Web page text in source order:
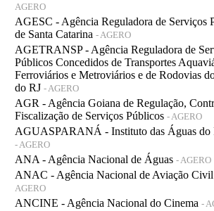
AGERO
AGESC - Agência Reguladora de Serviços
de Santa Catarina - AGERO
AGETRANSP - Agência Reguladora de
Públicos Concedidos de Transportes
Ferroviários e Metroviários e de Rodovias
do RJ - AGERO
AGR - Agência Goiana de Regulação,
Fiscalização de Serviços Públicos - AGERO
AGUASPARANÁ - Instituto das Águas do
- AGERO
ANA - Agência Nacional de Águas - AGERO
ANAC - Agência Nacional de Aviação Civil
AGERO
ANCINE - Agência Nacional do Cinema -